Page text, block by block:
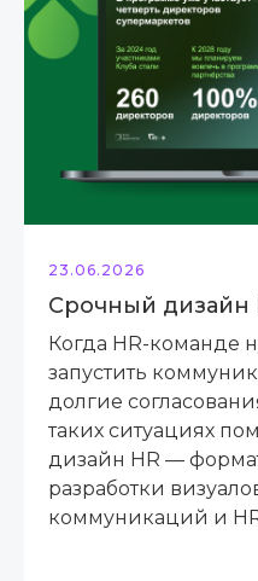
23.06.2026
Срочный дизайн
Когда HR-команде
запустить
долгие
таких ситуациях
дизайн HR —
разработки
коммуникаций и